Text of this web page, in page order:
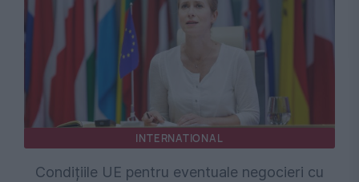
INTERNATIONAL
Condițiile UE pentru eventuale negocieri cu